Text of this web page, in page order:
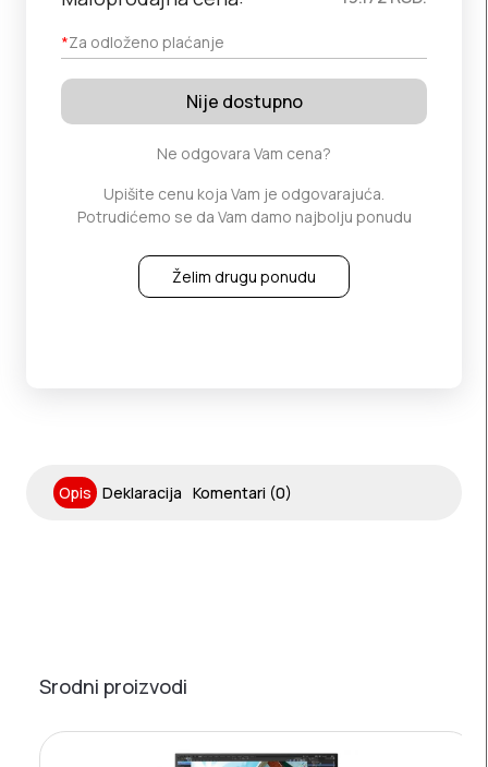
*Za odloženo plaćanje
Nije dostupno
Ne odgovara Vam cena?
Upišite cenu koja Vam je odgovarajuća.
Potrudićemo se da Vam damo najbolju ponudu
Želim drugu ponudu
Opis Deklaracija Komentari (0)
Srodni proizvodi